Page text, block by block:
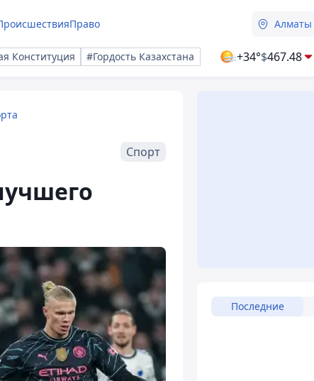
Право Алматы
Конституция #Гордость Казахстана +34°$467.48
Спорт
Последние